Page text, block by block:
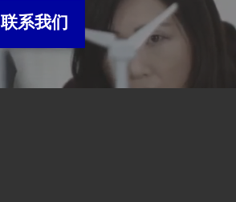
联系我们